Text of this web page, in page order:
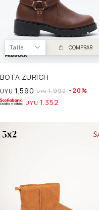
Talle COMPRAR
BOTA ZURICH
UYU 1.590 UYU 1.990 20
UYU 1.352